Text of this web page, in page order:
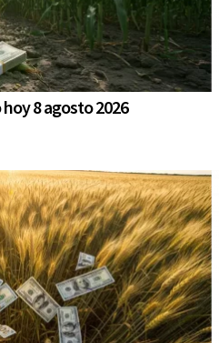
8 agosto 2026